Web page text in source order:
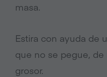
masa.
Estira con ayuda de
que no se pegue,
grosor.